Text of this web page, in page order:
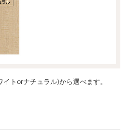
トorナチュラル)から選べます。